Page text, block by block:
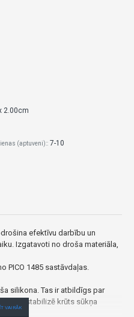
2.00cm
(aptuveni):: 7-10
efektīvu darbību un
Izgatavoti no droša materiāla,
PICO 1485 sastāvdaļas.
silikona. Tas ir atbildīgs par
un stabilizē krūts sūkņa